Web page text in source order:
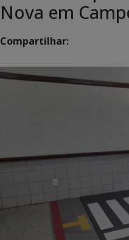
Nova em
Compartilhar: